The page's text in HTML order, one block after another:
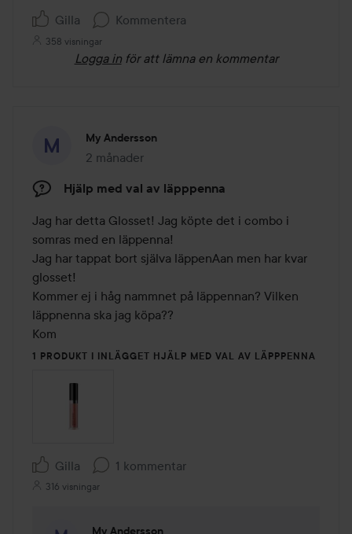
Gilla Kommentera
358 visningar
Logga in för att lämna en kommentar
My Andersson
2 månader
Inlägget skapades 2 månader
Hjälp med val av läpppenna
Jag har detta Glosset! Jag köpte det i combo i
somras med en läppenna!
Jag har tappat bort själva läppenAan men har kvar
glosset!
Kommer ej i håg nammnet på läppennan? Vilken
läppnenna ska jag köpa??
Kom
1 PRODUKT I INLÄGGET HJÄLP MED VAL AV LÄPPPENNA
Gilla 1 kommentar
316 visningar
My Andersson